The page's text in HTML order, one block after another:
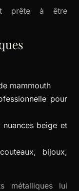
prête à être
mammouth
pour
beige et
bijoux,
métalliques lui